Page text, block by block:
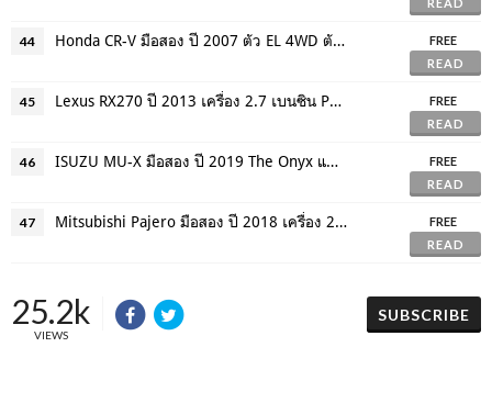
44 Honda CR-V มือสอง ปี 2007 ตัว EL 4WD ตัวท๊อปสุด จัดไฟแนนซ์ ผ่อนเริ่มต้น 6 พันบาท
FREE
READ
45 Lexus RX270 ปี 2013 เครื่อง 2.7 เบนซิน PREMIUM ตัวท๊อปสุด จัดไฟแนนซ์ได้
FREE
READ
46 ISUZU MU-X มือสอง ปี 2019 The Onyx แต่งจากศูนย์ ผลิตจำนวนจำกัด
FREE
READ
47 Mitsubishi Pajero มือสอง ปี 2018 เครื่อง 2400 ดีเซล คอมมอนเรล ฟรีดาวน์
FREE
READ
25.2k
VIEWS
SUBSCRIBE